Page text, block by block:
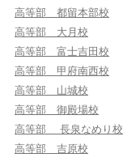
高等部 都留本部校
高等部 大月校
高等部 富士吉田校
高等部 甲府南西校
高等部 山城校
高等部 御殿場校
高等部 長泉なめり校
高等部 吉原校